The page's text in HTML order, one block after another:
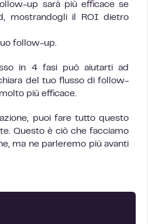
up sarà più efficace se
mostrandogli il ROI dietro
follow-up.
in 4 fasi può aiutarti ad
del tuo flusso di follow-
più efficace.
puoi fare tutto questo
Questo è ciò che facciamo
ma ne parleremo più avanti